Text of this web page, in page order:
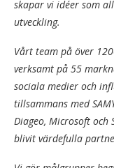
skapar vi idéer som
utveckling.
Vårt team på över
verksamt på 55
sociala medier och
tillsammans med
Diageo, Microsoft och
blivit värdefulla